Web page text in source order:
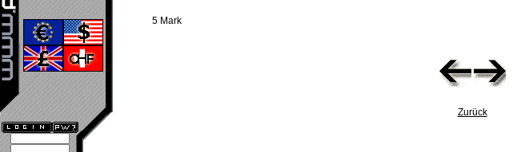
5 Mark
Zurück